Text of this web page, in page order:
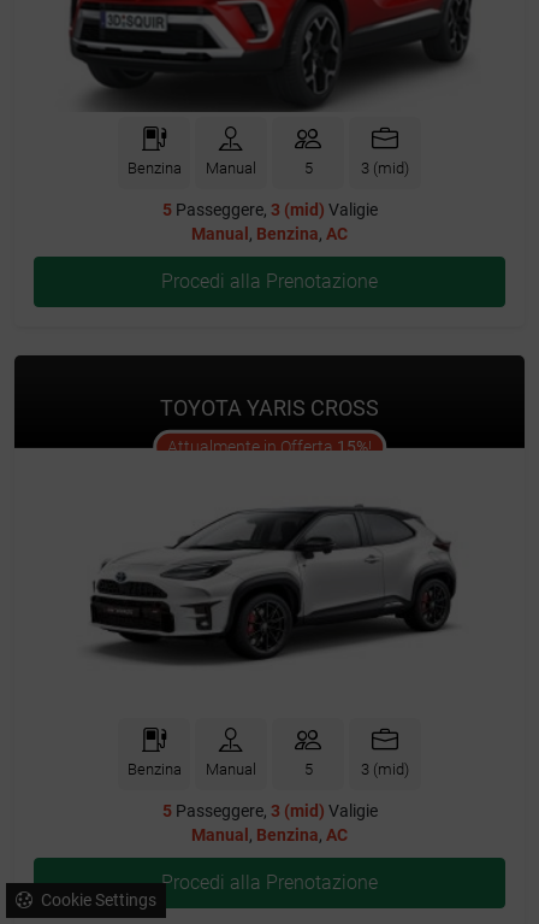
Benzina Manual 5 3 (mid)
5Passeggere, 3 (mid) Valigie
Manual , Benzina, AC
Procedi alla Prenotazione
TOYOTA YARIS CROSS
Attualmente in Offerta15%! offer
Benzina Manual 5 3 (mid)
5Passeggere, 3 (mid) Valigie
Manual , Benzina, AC
Procedi alla Prenotazione
Cookie Settings